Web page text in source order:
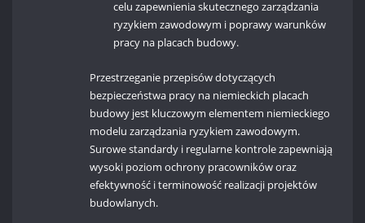
celu zapewnienia skutecznego zarządzania
ryzykiem zawodowym i poprawy warunków
pracy na placach budowy.
Przestrzeganie przepisów dotyczących
bezpieczeństwa pracy na niemieckich placach
budowy jest kluczowym elementem niemieckiego
modelu zarządzania ryzykiem zawodowym.
Surowe standardy i regularne kontrole zapewniają
wysoki poziom ochrony pracowników oraz
efektywność i terminowość realizacji projektów
budowlanych.